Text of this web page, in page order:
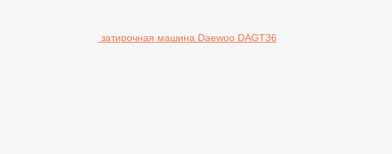
затирочная машина Daewoo DAGT36